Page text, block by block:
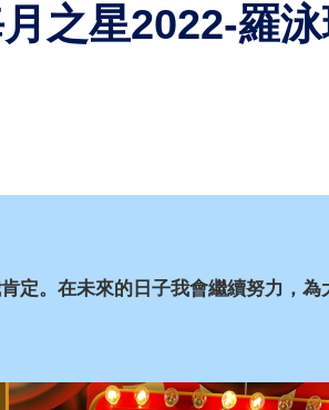
之星2022-羅
定。在未來的日子我會繼續努力，為